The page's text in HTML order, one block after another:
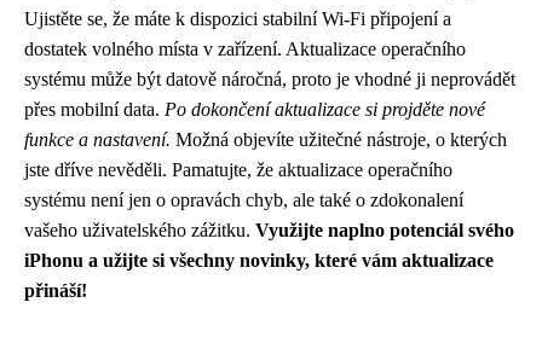
Ujistěte se, že máte k dispozici stabilní Wi-Fi připojení a
dostatek volného místa v zařízení. Aktualizace operačního
systému může být datově náročná, proto je vhodné ji neprovádět
přes mobilní data. Po dokončení aktualizace si projděte nové
funkce a nastavení. Možná objevíte užitečné nástroje, o kterých
jste dříve nevěděli. Pamatujte, že aktualizace operačního
systému není jen o opravách chyb, ale také o zdokonalení
vašeho uživatelského zážitku. Využijte naplno potenciál svého
iPhonu a užijte si všechny novinky, které vám aktualizace
přináší!